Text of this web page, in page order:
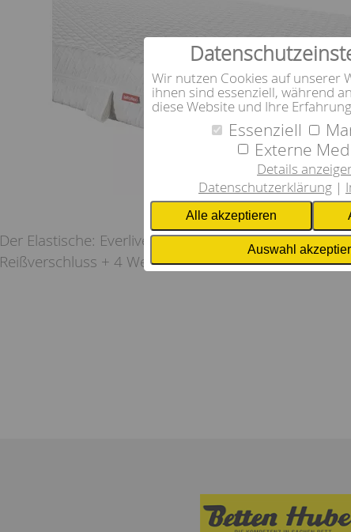
Wir nutzen Cookies auf unserer
ihnen sind essenziell, während
diese Website und Ihre
Essenziell
Externe
Details
Datenschutzerklärung
Alle akzeptieren
Auswahl
Der Elastische: Everlive, 19 cm ClimaCell Kern,
Reißverschluss + 4 Wendegriffe, waschbar 40°C,